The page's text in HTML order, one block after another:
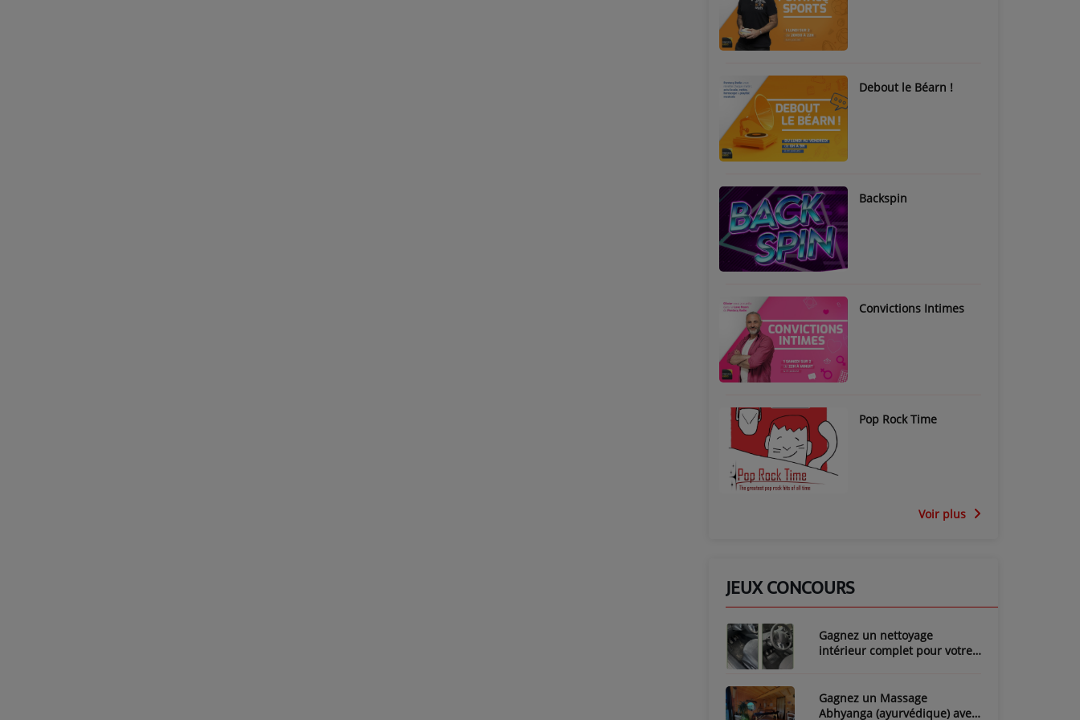
Debout le Béarn !
Backspin
Convictions Intimes
Pop Rock Time
Voir plus
JEUX CONCOURS
Gagnez un nettoyage
intérieur complet pour votre
Gagnez un Massage
Abhyanga (ayurvédique) avec